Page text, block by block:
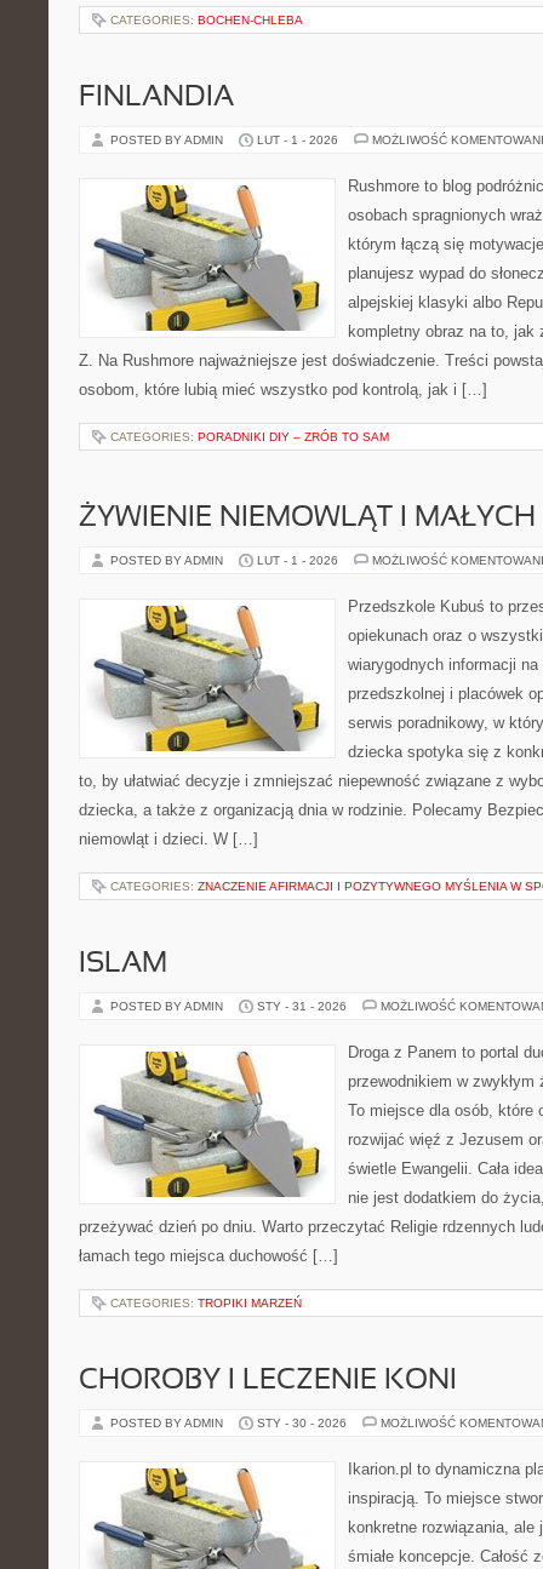
CATEGORIES: BOCHEN-CHLEBA
FINLANDIA
POSTED BY ADMIN LUT - 1 - 2026 MOŻLIWOŚĆ
Rushmore to blog
osobach spragnionych
którym łączą się
planujesz wypad do
alpejskiej klasyki albo
kompletny obraz na to, jak
Z. Na Rushmore najważniejsze jest doświadczenie. Treści
osobom, które lubią mieć wszystko pod kontrolą, jak i […]
CATEGORIES: PORADNIKI DIY – ZRÓB TO SAM
ŻYWIENIE NIEMOWLĄT I MAŁYCH
POSTED BY ADMIN LUT - 1 - 2026 MOŻLIWOŚĆ
Przedszkole Kubuś to
opiekunach oraz o
wiarygodnych informacji
przedszkolnej i placówek
serwis poradnikowy, w
dziecka spotyka się z
to, by ułatwiać decyzje i zmniejszać niepewność związane z
dziecka, a także z organizacją dnia w rodzinie. Polecamy
niemowląt i dzieci. W […]
CATEGORIES: ZNACZENIE AFIRMACJI I POZYTYWNEGO MYŚLENIA W
ISLAM
POSTED BY ADMIN STY - 31 - 2026 MOŻLIWOŚĆ
Droga z Panem to portal
przewodnikiem w
To miejsce dla osób, które
rozwijać więź z Jezusem
świetle Ewangelii. Cała
nie jest dodatkiem do
przeżywać dzień po dniu. Warto przeczytać Religie rdzennych
łamach tego miejsca duchowość […]
CATEGORIES: TROPIKI MARZEŃ
CHOROBY I LECZENIE KONI
POSTED BY ADMIN STY - 30 - 2026 MOŻLIWOŚĆ
Ikarion.pl to dynamiczna
inspiracją. To miejsce
konkretne rozwiązania,
śmiałe koncepcje. Całość